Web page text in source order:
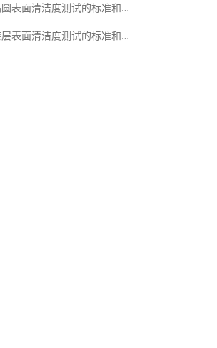
晶圆表面清洁度测试的标准和原理是什么？
漆层表面清洁度测试的标准和原理是什么？